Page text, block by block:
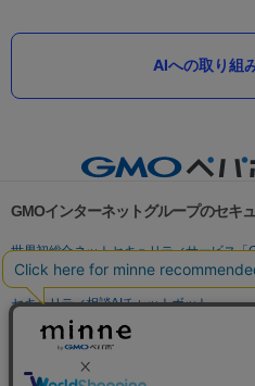
AIへの取り組
GMOインターネットグループのセキ
世界初総合ネットセキュリティサービス「
パスワード漏洩診断
Webサイトリスク
セキュリティ相談AIチャットボット
実在証明・盗聴対策